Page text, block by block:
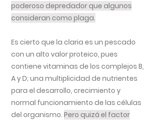
poderoso depredador que algunos
consideran como plaga.
Es cierto que la claria es un pescado
con un alto valor proteico, pues
contiene vitaminas de los complejos B,
A y D; una multiplicidad de nutrientes
para el desarrollo, crecimiento y
normal funcionamiento de las células
del organismo. Pero quizá el factor